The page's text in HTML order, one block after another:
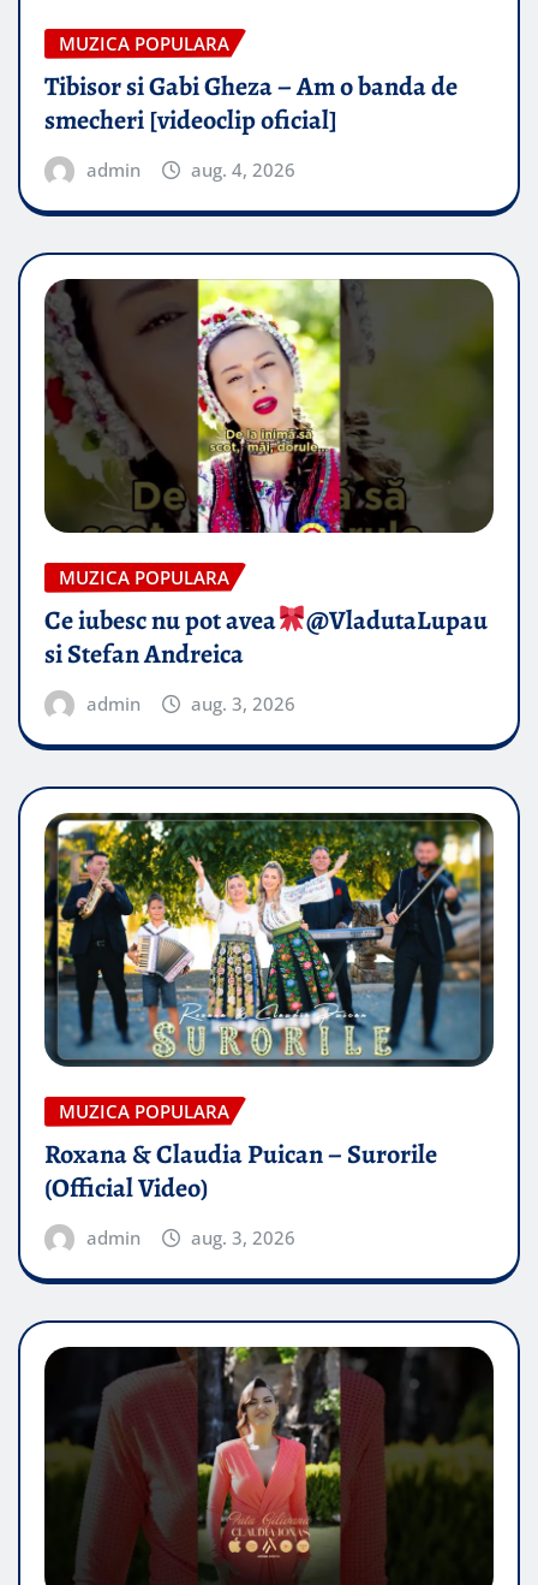
MUZICA POPULARA
Tibisor si Gabi Gheza – Am o banda de
smecheri [videoclip oficial]
admin aug. 4, 2026
MUZICA POPULARA
Ce iubesc nu pot avea
​@VladutaLupau
si Stefan Andreica
admin aug. 3, 2026
MUZICA POPULARA
Roxana & Claudia Puican – Surorile
(Official Video)
admin aug. 3, 2026